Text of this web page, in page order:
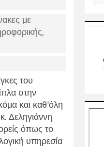
με
του
στην
και καθ'όλη
Δεληγιάννη
όπως το
υπηρεσία